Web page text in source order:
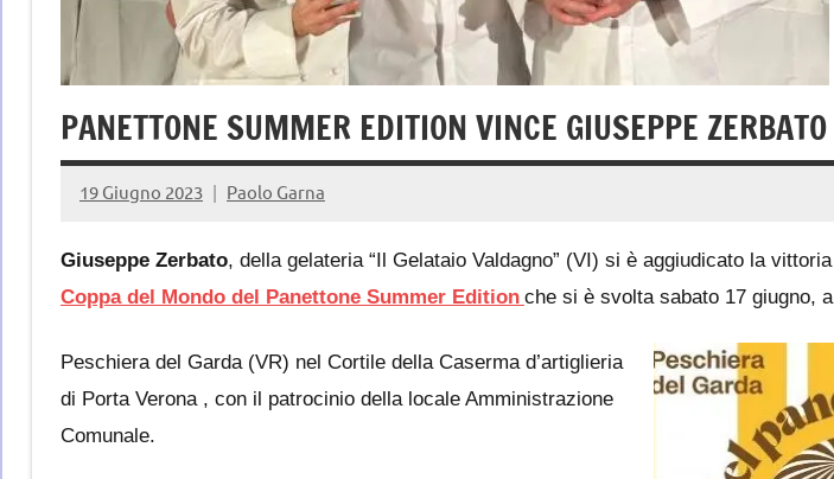
PANETTONE SUMMER EDITION VINCE GIUSEPPE ZERBATO
19 Giugno 2023 Paolo Garna
Giuseppe Zerbato, della gelateria “Il Gelataio Valdagno” (VI) si è aggiudicato la vittoria
Coppa del Mondo del Panettone Summer Edition che si è svolta sabato 17 giugno, a
Peschiera del Garda (VR) nel Cortile della Caserma d’artiglieria
di Porta Verona , con il patrocinio della locale Amministrazione
Comunale.